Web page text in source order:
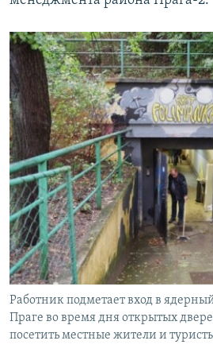
Работник подметает вход в
Праге во время дня открытых
посетить местные жители и